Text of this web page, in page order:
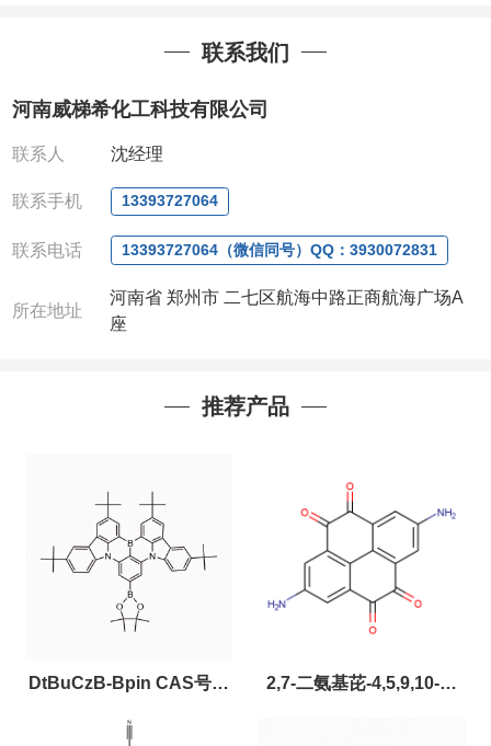
我司对高校及科研单位先发货和
作中有用到的试剂,欢迎前来询购,如若出现质量问题,
63377391/13393727064
QQ:3930072831
联系人: 沈晓东(欢迎致电,或QQ、微信联系)
联系我们
河南威梯希化工科技有限公司
联系人 沈经理
联系手机 13393727064
联系电话 13393727064（微信同号）QQ：3930072831
所在地址
河南省 郑州市 二七区航海中路正商航海广场A
座
推荐产品
DtBuCzB-Bpin CAS号：
2643331-97-7
2,7-二氨基芘-4,5,9,10-四